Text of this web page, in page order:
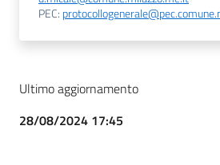
PEC:
Ultimo aggiornamento
28/08/2024 17:45